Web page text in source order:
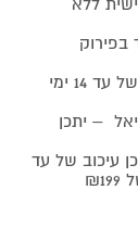
בפירוק
אספקה צפונית לחיפה – יתכן עיכוב באספקה של עד 14 ימי
– יתכן
עיכוב של עד